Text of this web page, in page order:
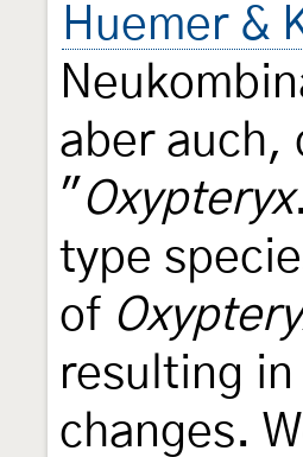
Huemer &
aber auch,
" Oxypteryx
type
of
resulting
changes.